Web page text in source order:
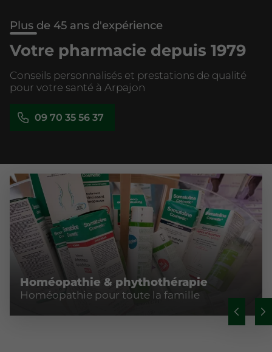
Plus de 45 ans d'expérience
Votre pharmacie depuis 1979
Conseils personnalisés et prestations de qualité
pour votre santé à Arpajon
09 70 35 56 37
Homéopathie & phythothérapie
Homéopathie pour toute la famille